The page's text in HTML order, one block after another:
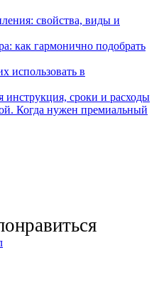
свойства, виды и
как гармонично подобрать
использовать в
сроки и расходы
Когда нужен премиальный